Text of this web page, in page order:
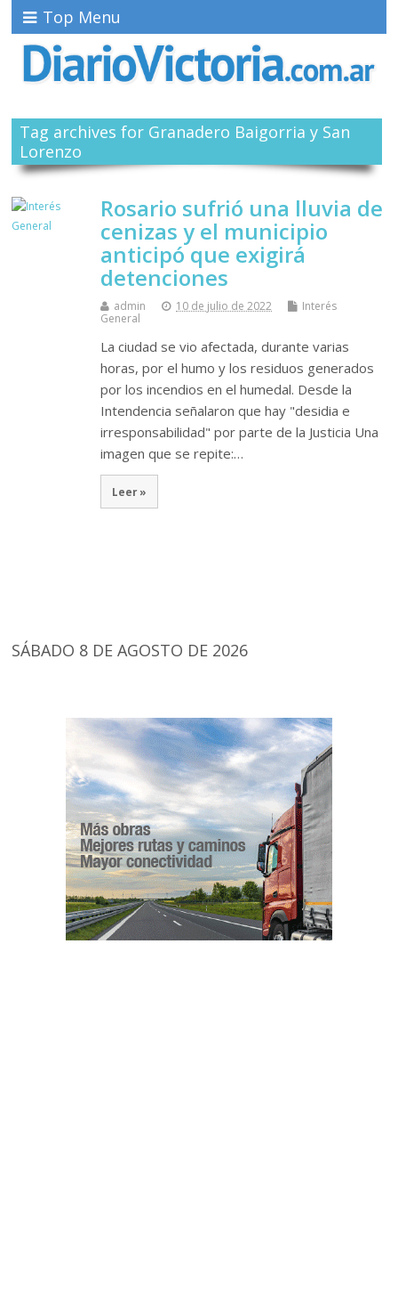
Top Menu
Tag archives for Granadero Baigorria y San
Lorenzo
Rosario sufrió una lluvia de
cenizas y el municipio
anticipó que exigirá
detenciones
admin 10 de julio de 2022
Interés
General
La ciudad se vio afectada, durante varias
horas, por el humo y los residuos generados
por los incendios en el humedal. Desde la
Intendencia señalaron que hay "desidia e
irresponsabilidad" por parte de la Justicia Una
imagen que se repite:…
Leer »
SÁBADO 8 DE AGOSTO DE 2026